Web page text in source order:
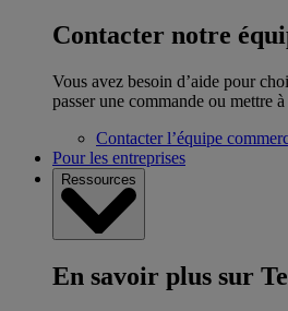
Contacter notre
Vous avez besoin d’aide pour
passer une commande ou mettre
Contacter l’équipe
Pour les entreprises
Ressources
En savoir plus sur